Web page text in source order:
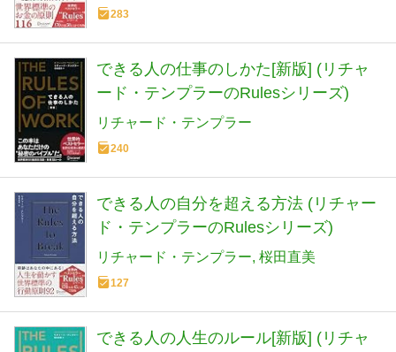
283
できる人の仕事のしかた[新版] (リチャ
ード・テンプラーのRulesシリーズ)
リチャード・テンプラー
240
できる人の自分を超える方法 (リチャー
ド・テンプラーのRulesシリーズ)
リチャード・テンプラー 桜田直美
127
できる人の人生のルール[新版] (リチャ